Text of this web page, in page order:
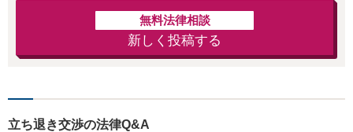
無料法律相談
新しく投稿する
立ち退き交渉の法律Q&A